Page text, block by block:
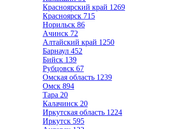
Красноярский край 1269
Красноярск 715
Норильск 86
Ачинск 72
Алтайский край 1250
Барнаул 452
Бийск 139
Рубцовск 67
Омская область 1239
Омск 894
Тара 20
Калачинск 20
Иркутская область 1224
Иркутск 595